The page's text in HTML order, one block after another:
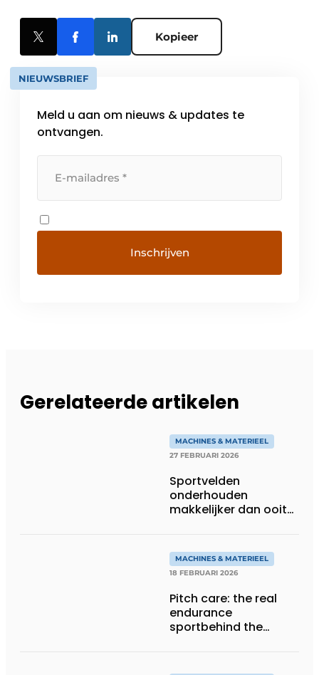
Kopieer
NIEUWSBRIEF
Meld u aan om nieuws & updates te
ontvangen.
Gerelateerde artikelen
MACHINES & MATERIEEL
27 FEBRUARI 2026
Sportvelden
onderhouden
makkelijker dan ooit
MACHINES & MATERIEEL
18 FEBRUARI 2026
Pitch care: the real
endurance
sportbehind the